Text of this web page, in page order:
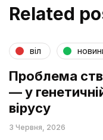
Related
віл
Проблема
— у
вірусу
3 Червня, 2026